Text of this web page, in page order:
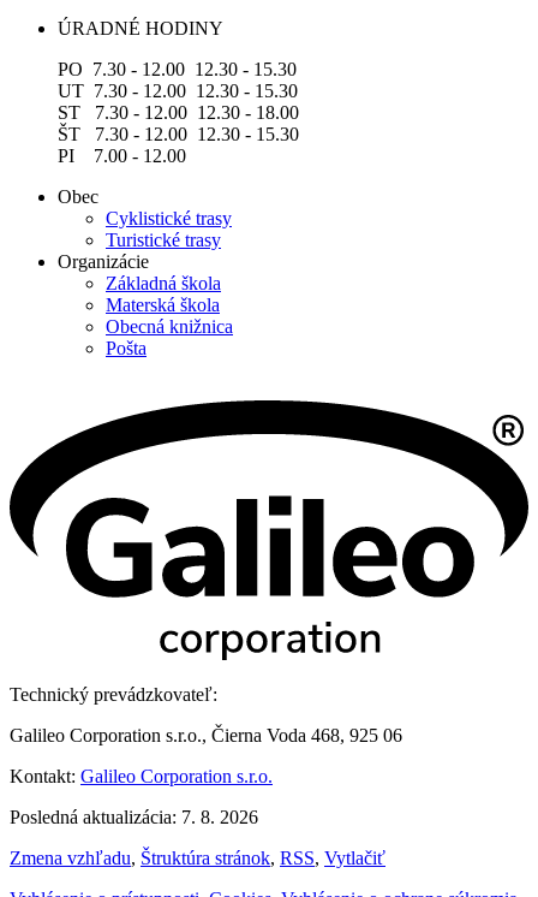
ÚRADNÉ HODINY
PO 7.30 - 12.00 12.30 - 15.30
UT 7.30 - 12.00 12.30 - 15.30
ST 7.30 - 12.00 12.30 - 18.00
ŠT 7.30 - 12.00 12.30 - 15.30
PI 7.00 - 12.00
Obec
Cyklistické trasy
Turistické trasy
Organizácie
Základná škola
Materská škola
Obecná knižnica
Pošta
Technický prevádzkovateľ:
Galileo Corporation s.r.o., Čierna Voda 468, 925 06
Kontakt: Galileo Corporation s.r.o.
Posledná aktualizácia: 7. 8. 2026
Zmena vzhľadu, Štruktúra stránok, RSS, Vytlačiť